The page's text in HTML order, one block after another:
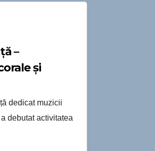
–
și
organizată în
BORDER
IAȘI–
dedicat muzicii
debutat activitatea